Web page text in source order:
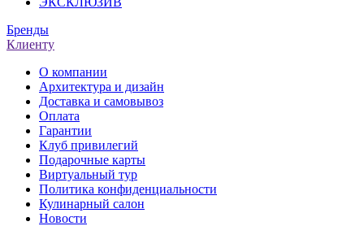
Бренды
Клиенту
О компании
Архитектура и дизайн
Доставка и самовывоз
Оплата
Гарантии
Клуб привилегий
Подарочные карты
Виртуальный тур
Политика конфиденциальности
Кулинарный салон
Новости